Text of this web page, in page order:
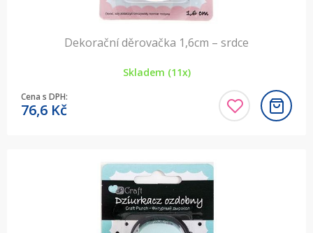
Dekorační děrovačka 1,6cm – srdce
Skladem (11x)
Cena s DPH:
76,6 Kč